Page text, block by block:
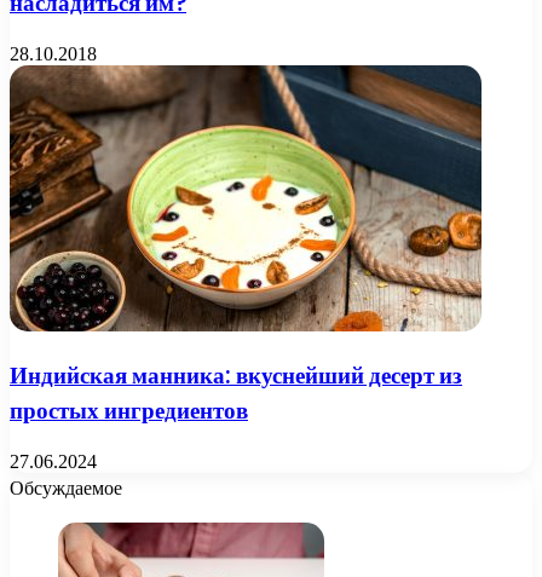
28.10.2018
Индийская манника: вкуснейший десерт из
простых ингредиентов
27.06.2024
Обсуждаемое